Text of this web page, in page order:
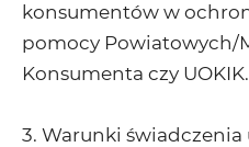
konsumentów w
pomocy Powiatowych/
Konsumenta czy UOKIK.
3. Warunki świadczenia